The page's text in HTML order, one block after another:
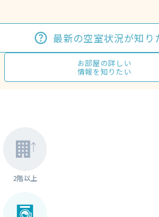
最新の空室状況が知り
お部屋の詳しい
情報を知りたい
2階以上